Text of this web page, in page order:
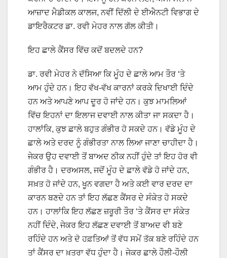
ਆਜ਼ਾਦ ਮੈਡੀਕਲ ਕਾਲਜ, ਨਵੀਂ ਦਿੱਲੀ ਦੇ ਈਐਨਟੀ ਵਿਭਾਗ ਦੇ
ਡਾਇਰੈਕਟਰ ਡਾ. ਰਵੀ ਮੇਹਰ ਨਾਲ ਗੱਲ ਕੀਤੀ।
ਇਹ ਛਾਲੇ ਕੈਂਸਰ ਵਿੱਚ ਕਦੋਂ ਬਦਲਦੇ ਹਨ?
ਡਾ. ਰਵੀ ਮੇਹਰ ਨੇ ਦੱਸਿਆ ਕਿ ਮੂੰਹ ਦੇ ਛਾਲੇ ਆਮ ਤੌਰ ‘ਤੇ
ਆਮ ਹੁੰਦੇ ਹਨ। ਇਹ ਵੱਖ-ਵੱਖ ਕਾਰਨਾਂ ਕਰਕੇ ਦਿਖਾਈ ਦਿੰਦੇ
ਹਨ ਅਤੇ ਆਪਣੇ ਆਪ ਦੂਰ ਹੋ ਜਾਂਦੇ ਹਨ। ਕੁਝ ਮਾਮਲਿਆਂ
ਵਿੱਚ ਇਹਨਾਂ ਦਾ ਇਲਾਜ ਦਵਾਈ ਨਾਲ ਕੀਤਾ ਜਾ ਸਕਦਾ ਹੈ।
ਹਾਲਾਂਕਿ, ਕੁਝ ਛਾਲੇ ਬਹੁਤ ਗੰਭੀਰ ਹੋ ਸਕਦੇ ਹਨ। ਵੱਡੇ ਮੂੰਹ ਦੇ
ਛਾਲੇ ਅਤੇ ਦਰਦ ਨੂੰ ਗੰਭੀਰਤਾ ਨਾਲ ਲਿਆ ਜਾਣਾ ਚਾਹੀਦਾ ਹੈ।
ਜੇਕਰ ਉਹ ਦਵਾਈ ਤੋਂ ਬਾਅਦ ਠੀਕ ਨਹੀਂ ਹੁੰਦੇ ਤਾਂ ਇਹ ਹੋਰ ਵੀ
ਗੰਭੀਰ ਹੈ। ਦਰਅਸਲ, ਜਦੋਂ ਮੂੰਹ ਦੇ ਛਾਲੇ ਵੱਡੇ ਹੋ ਜਾਂਦੇ ਹਨ,
ਸਖ਼ਤ ਹੋ ਜਾਂਦੇ ਹਨ, ਖੂਨ ਵਗਦਾ ਹੈ ਅਤੇ ਕਈ ਵਾਰ ਦਰਦ ਦਾ
ਕਾਰਨ ਬਣਦੇ ਹਨ ਤਾਂ ਇਹ ਲੱਛਣ ਕੈਂਸਰ ਦੇ ਸੰਕੇਤ ਹੋ ਸਕਦੇ
ਹਨ। ਹਾਲਾਂਕਿ ਇਹ ਲੱਛਣ ਜ਼ਰੂਰੀ ਤੌਰ ‘ਤੇ ਕੈਂਸਰ ਦਾ ਸੰਕੇਤ
ਨਹੀਂ ਦਿੰਦੇ, ਜੇਕਰ ਇਹ ਲੱਛਣ ਦਵਾਈ ਤੋਂ ਬਾਅਦ ਵੀ ਬਣੇ
ਰਹਿੰਦੇ ਹਨ ਅਤੇ ਦੋ ਹਫ਼ਤਿਆਂ ਤੋਂ ਵੱਧ ਸਮੇਂ ਤੱਕ ਬਣੇ ਰਹਿੰਦੇ ਹਨ
ਤਾਂ ਕੈਂਸਰ ਦਾ ਖ਼ਤਰਾ ਵੱਧ ਹੁੰਦਾ ਹੈ। ਜੇਕਰ ਛਾਲੇ ਹੌਲੀ-ਹੌਲੀ